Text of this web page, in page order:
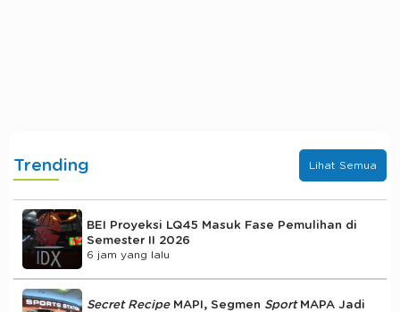
Trending Lihat Semua
BEI Proyeksi LQ45 Masuk Fase Pemulihan di
Semester II 2026
6 jam yang lalu
Secret RecipeMAPI, Segmen Sport MAPA Jadi